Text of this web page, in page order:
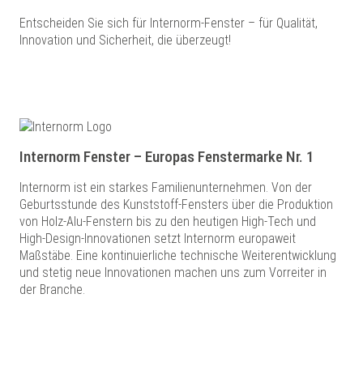
Entscheiden Sie sich für Internorm-Fenster – für Qualität,
Innovation und Sicherheit, die überzeugt!
Internorm Fenster – Europas Fenstermarke Nr. 1
Internorm ist ein starkes Familienunternehmen. Von der
Geburtsstunde des Kunststoff-Fensters über die Produktion
von Holz-Alu-Fenstern bis zu den heutigen High-Tech und
High-Design-Innovationen setzt Internorm europaweit
Maßstäbe. Eine kontinuierliche technische Weiterentwicklung
und stetig neue Innovationen machen uns zum Vorreiter in
der Branche.